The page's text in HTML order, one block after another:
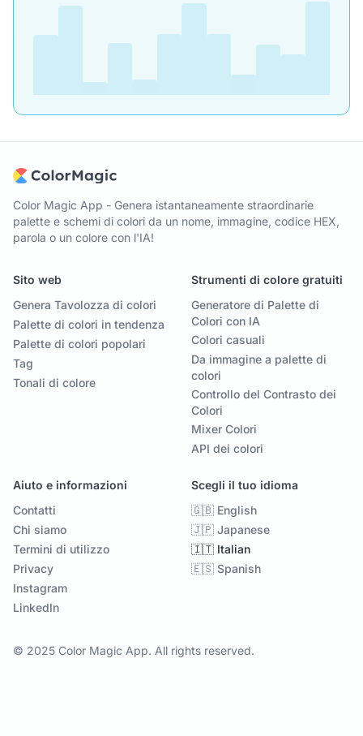
Color Magic App - Genera istantaneamente straordinarie
palette e schemi di colori da un nome, immagine, codice HEX,
parola o un colore con l'IA!
Sito web
Genera Tavolozza di colori
Palette di colori in tendenza
Palette di colori popolari
Tag
Tonali di colore
Strumenti di colore gratuiti
Generatore di Palette di
Colori con IA
Colori casuali
Da immagine a palette di
colori
Controllo del Contrasto dei
Colori
Mixer Colori
API dei colori
Aiuto e informazioni
Contatti
Chi siamo
Termini di utilizzo
Privacy
Instagram
LinkedIn
Scegli il tuo idioma
🇬🇧 English
🇯🇵 Japanese
🇮🇹 Italian
🇪🇸 Spanish
© 2025 Color Magic App. All rights reserved.